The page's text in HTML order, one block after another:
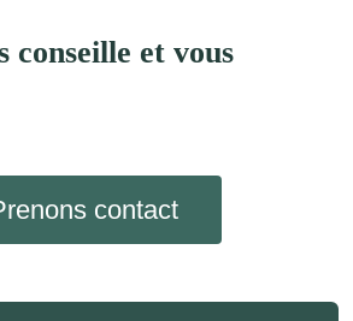
et vous
contact